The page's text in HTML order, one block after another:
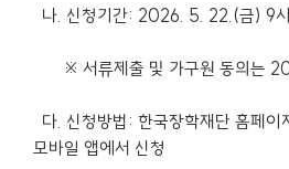
나. 신청기간: 2026. 5. 22.(금) 9
※ 서류제출 및 가구원 동의는
다. 신청방법: 한국장학재단 홈페
모바일 앱에서 신청